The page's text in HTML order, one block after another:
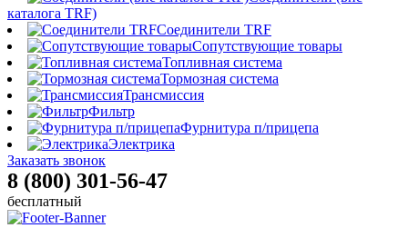
каталога TRF)
Соединители TRF
Сопутствующие товары
Топливная система
Тормозная система
Трансмиссия
Фильтр
Фурнитура п/прицепа
Электрика
Заказать звонок
8 (800) 301-56-47
бесплатный